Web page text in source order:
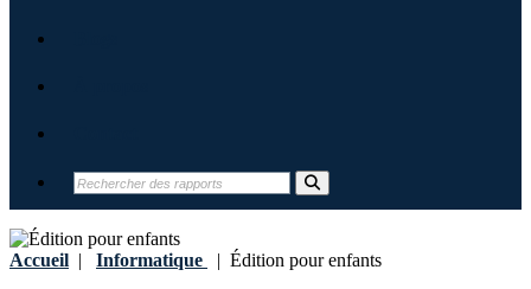
Accueil | Informatique | Édition pour enfants